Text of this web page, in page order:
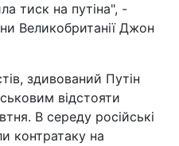
тиск на путіна", -
Великобританії Джон
здивований Путін
відстояти
В середу російські
контратаку на